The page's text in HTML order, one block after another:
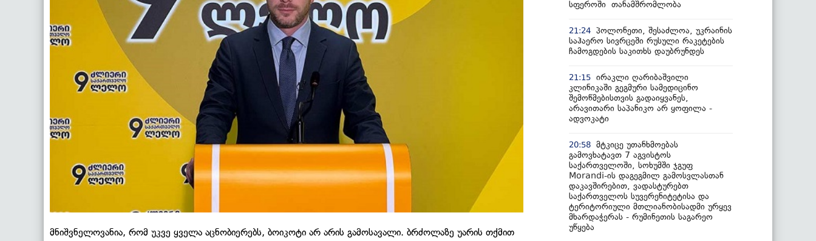
მნიშვნელოვანია, რომ უკვე ყველა აცნობიერებს, ბოიკოტი არ არის გამოსავალი. ბრძოლაზე უარის თქმით
სფეროში თანამშრომლობა
21:24 პოლონეთი, შესაძლოა, უკრაინის
საჰაერო სივრცეში რუსული რაკეტების
ჩამოგდების საკითხს დაუბრუნდეს
21:15 ირაკლი ღარიბაშვილი
კლინიკაში გეგმური სამედიცინო
შემოწმებისთვის გადაიყვანეს,
არავითარი საპანიკო არ ყოფილა -
ადვოკატი
20:58 მტკიცე უთანხმოებას
გამოვხატავთ 7 აგვისტოს
საქართველოში, სოხუმში ჯგუფ
Morandi-ის დაგეგმილ გამოსვლასთან
დაკავშირებით, ვადასტურებთ
საქართველოს სუვერენიტეტისა და
ტერიტორიული მთლიანობისადმი ურყევ
მხარდაჭერას - რუმინეთის საგარეო
უწყება